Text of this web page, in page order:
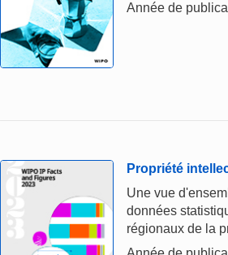
Année de
Propriété
Une vue
données
régionaux de la